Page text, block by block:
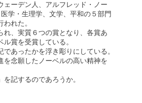
ーデン人、アルフレッド・ノー
学・生理学、文学、平和の５部門
れた。
、実質６つの賞となり、各賞あ
賞を受賞している。
あったかを浮き彫りにしている。
を念願したノーベルの高い精神を
記するのであろうか。